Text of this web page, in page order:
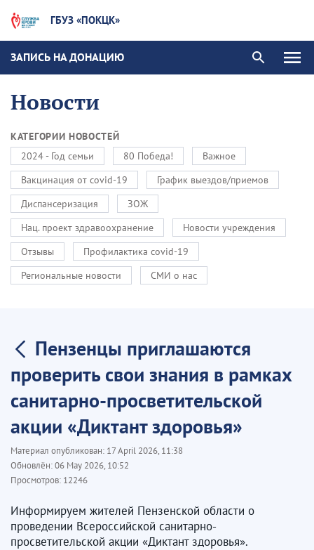
ГБУЗ «ПОКЦК»
ЗАПИСЬ НА ДОНАЦИЮ
Новости
КАТЕГОРИИ НОВОСТЕЙ
2024 - Год семьи
80 Победа!
Важное
Вакцинация от covid-19
График выездов/приемов
Диспансеризация
ЗОЖ
Нац. проект здравоохранение
Новости учреждения
Отзывы
Профилактика covid-19
Региональные новости
СМИ о нас
Пензенцы приглашаются
проверить свои знания в рамках
санитарно-просветительской
акции «Диктант здоровья»
Материал опубликован: 17 April 2026, 11:38
Обновлён:06 May 2026, 10:52
Просмотров: 12246
Информируем жителей Пензенской области о
проведении Всероссийской санитарно-
просветительской акции «Диктант здоровья».